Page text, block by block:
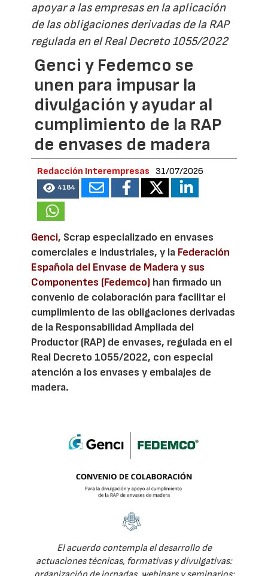
apoyar a las empresas en la aplicación
de las obligaciones derivadas de la RAP
regulada en el Real Decreto 1055/2022
Genci y Fedemco se
unen para impusar la
divulgación y ayudar al
cumplimiento de la RAP
de envases de madera
Redacción Interempresas 31/07/2026
4184
Genci, Scrap especializado en envases
comerciales e industriales, y la Federación
Española del Envase de Madera y sus
Componentes (Fedemco) han firmado un
convenio de colaboración para facilitar el
cumplimiento de las obligaciones derivadas
de la Responsabilidad Ampliada del
Productor (RAP) de envases, regulada en el
Real Decreto 1055/2022, con especial
atención a los envases y embalajes de
madera.
El acuerdo contempla el desarrollo de
actuaciones técnicas, formativas y divulgativas: